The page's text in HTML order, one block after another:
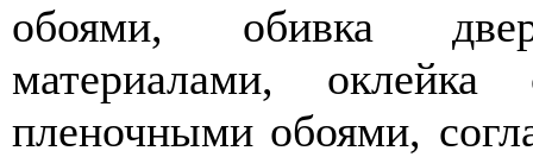
обоями, обивка
материалами,
пленочными обоями,